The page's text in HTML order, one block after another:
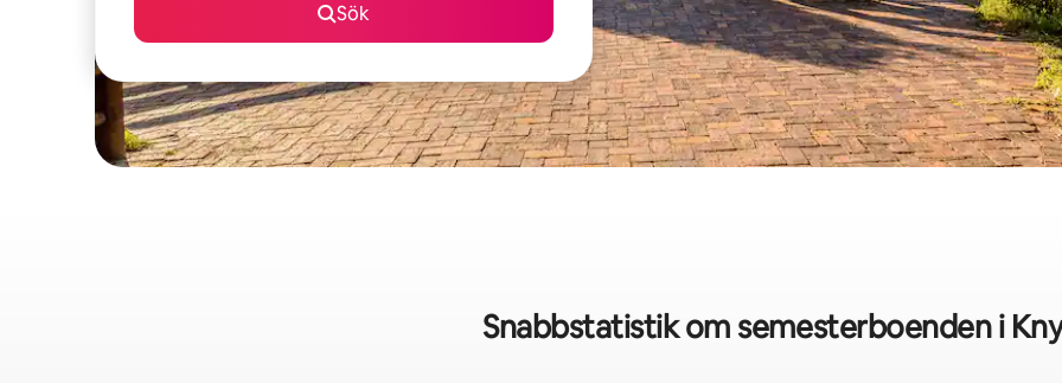
Sök
Snabbstatistik om semesterboenden i